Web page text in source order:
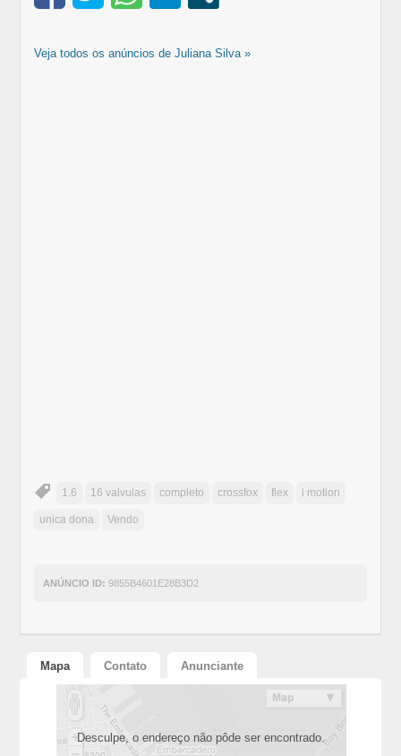
Veja todos os anúncios de Juliana Silva »
1.6 16 valvulas completo crossfox flex i motion
unica dona Vendo
ANÚNCIO ID: 9855B4601E28B3D2
Mapa Contato Anunciante
Desculpe, o endereço não pôde ser encontrado.